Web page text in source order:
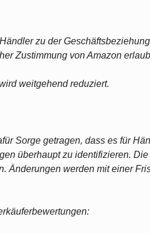
zu der
Zustimmung von Amazon
weitgehend reduziert.
Sorge getragen, dass es für
überhaupt zu identifizieren.
Änderungen werden mit einer